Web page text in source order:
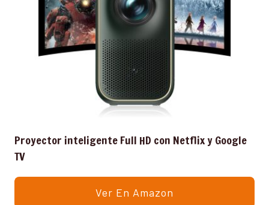
Proyector inteligente Full HD con Netflix y Google
TV
Ver En Amazon